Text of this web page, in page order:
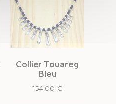
Collier Touareg
Bleu
154,00 €